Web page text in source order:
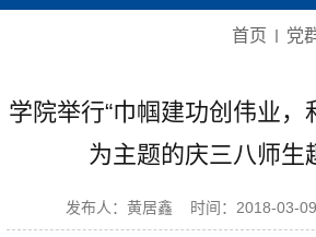
首页 党
学院举行“巾帼建功创伟业，
为主题的庆三八师生
发布人：黄居鑫 时间：2018-03-09